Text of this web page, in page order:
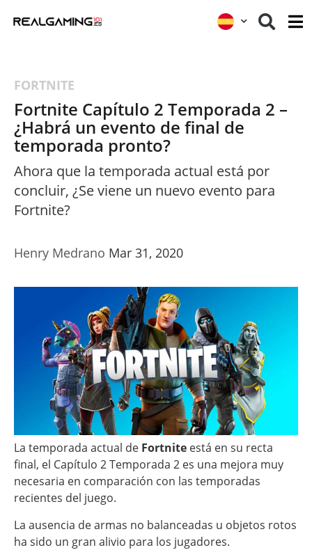
FORTNITE
Fortnite Capítulo 2 Temporada 2 –
¿Habrá un evento de final de
temporada pronto?
Ahora que la temporada actual está por
concluir, ¿Se viene un nuevo evento para
Fortnite?
Henry Medrano Mar 31, 2020
La temporada actual de Fortnite está en su recta
final, el Capítulo 2 Temporada 2 es una mejora muy
necesaria en comparación con las temporadas
recientes del juego.
La ausencia de armas no balanceadas u objetos rotos
ha sido un gran alivio para los jugadores.